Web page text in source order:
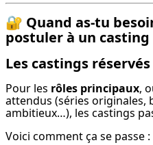
🔐 Quand as-tu
postuler à un
Les castings
Pour les rôles principaux,
attendus (séries originales,
ambitieux…), les castings
Voici comment ça se passe :